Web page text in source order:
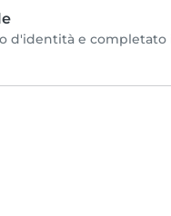
d'identità e